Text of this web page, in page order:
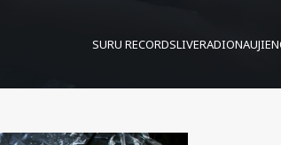
SURU RECORDSLIVERADIO